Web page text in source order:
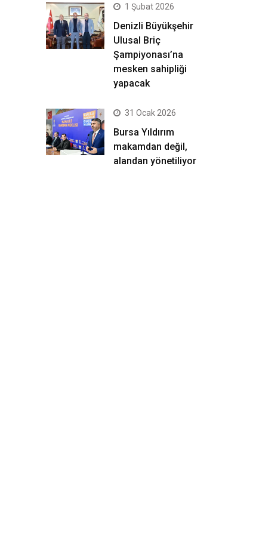
1 Şubat 2026
Denizli Büyükşehir
Ulusal Briç
Şampiyonası’na
mesken sahipliği
yapacak
31 Ocak 2026
Bursa Yıldırım
makamdan değil,
alandan yönetiliyor